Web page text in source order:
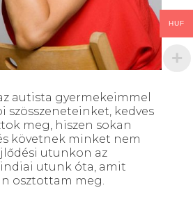
autista gyermekeimmel
szösszeneteinket, kedves
meg, hiszen sokan
követnek minket nem
utunkon az
utunk óta, amit
osztottam meg.
HUF